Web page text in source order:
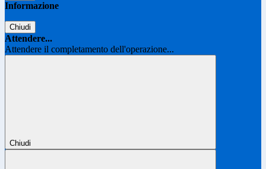
Informazione
Chiudi
Attendere...
Attendere il completamento dell'operazione...
Chiudi